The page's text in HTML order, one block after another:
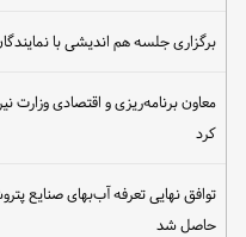
برگزاری جلسه هم اندیشی با
معاون برنامه‌ریزی و اقتصادی وزارت
کرد
توافق نهایی تعرفه آب‌بهای صنایع
حاصل شد